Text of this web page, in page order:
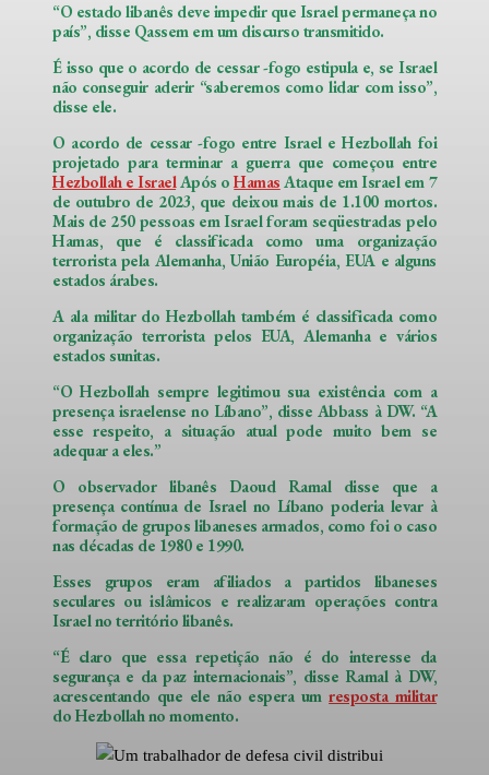
“O estado libanês deve impedir que Israel permaneça no
país”, disse Qassem em um discurso transmitido.
É isso que o acordo de cessar -fogo estipula e, se Israel
não conseguir aderir “saberemos como lidar com isso”,
disse ele.
O acordo de cessar -fogo entre Israel e Hezbollah foi
projetado para terminar a guerra que começou entre
Hezbollah e IsraelApós oHamas Ataque em Israel em 7
de outubro de 2023, que deixou mais de 1.100 mortos.
Mais de 250 pessoas em Israel foram seqüestradas pelo
Hamas, que é classificada como uma organização
terrorista pela Alemanha, União Européia, EUA e alguns
estados árabes.
A ala militar do Hezbollah também é classificada como
organização terrorista pelos EUA, Alemanha e vários
estados sunitas.
“O Hezbollah sempre legitimou sua existência com a
presença israelense no Líbano”, disse Abbass à DW. “A
esse respeito, a situação atual pode muito bem se
adequar a eles.”
O observador libanês Daoud Ramal disse que a
presença contínua de Israel no Líbano poderia levar à
formação de grupos libaneses armados, como foi o caso
nas décadas de 1980 e 1990.
Esses grupos eram afiliados a partidos libaneses
seculares ou islâmicos e realizaram operações contra
Israel no território libanês.
“É claro que essa repetição não é do interesse da
segurança e da paz internacionais”, disse Ramal à DW,
acrescentando que ele não espera umresposta militar
do Hezbollah no momento.